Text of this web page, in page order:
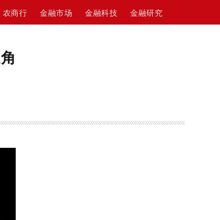
农商行 金融市场 金融科技 金融研究